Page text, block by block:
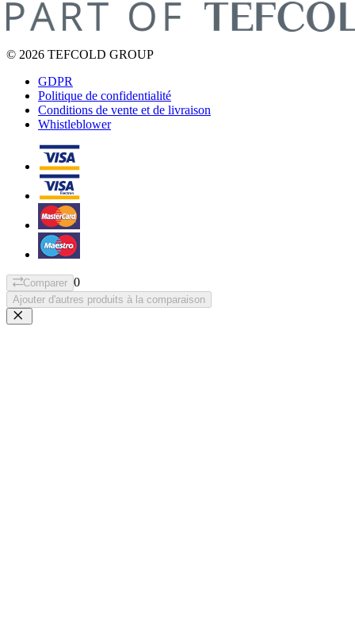
© 2026 TEFCOLD GROUP
GDPR
Politique de confidentialité
Conditions de vente et de livraison
Whistleblower
Comparer 0
Ajouter d'autres produits à la comparaison